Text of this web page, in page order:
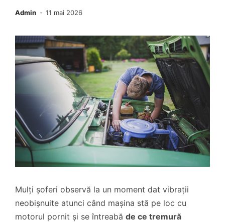
Admin 11 mai 2026
Mulți șoferi observă la un moment dat vibrații
neobișnuite atunci când mașina stă pe loc cu
motorul pornit și se întreabă de ce tremură